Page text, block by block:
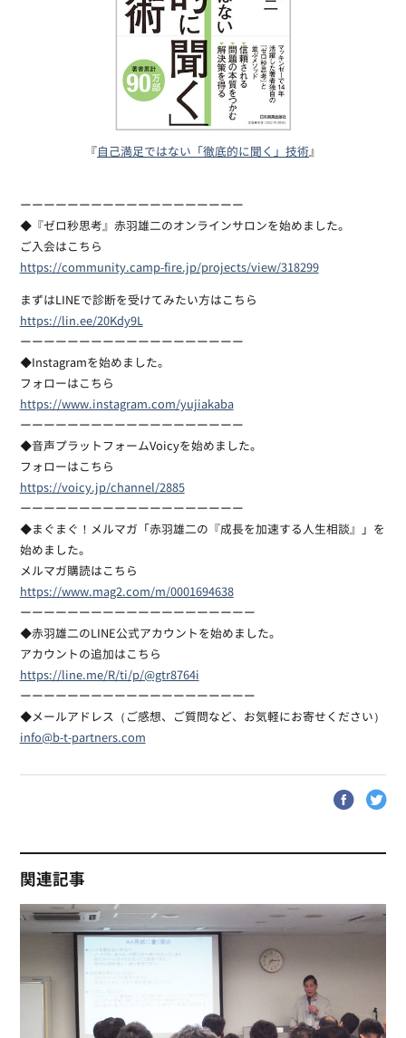
『 自己満足ではない「徹底的に聞く」技術』
ーーーーーーーーーーーーーーーーーーー
◆『ゼロ秒思考』赤羽雄二のオンラインサロンを始めました。
ご入会はこちら
https://community.camp-fire.jp/projects/view/318299
まずはLINEで診断を受けてみたい方はこちら
https://lin.ee/20Kdy9L
ーーーーーーーーーーーーーーーーーーー
◆Instagramを始めました。
フォローはこちら
https://www.instagram.com/yujiakaba
ーーーーーーーーーーーーーーーーーーー
◆音声プラットフォームVoicyを始めました。
フォローはこちら
https://voicy.jp/channel/2885
ーーーーーーーーーーーーーーーーーーー
◆まぐまぐ！メルマガ「赤羽雄二の『成長を加速する人生相談』」を
始めました。
メルマガ購読はこちら
https://www.mag2.com/m/0001694638
ーーーーーーーーーーーーーーーーーーーー
◆赤羽雄二のLINE公式アカウントを始めました。
アカウントの追加はこちら
https://line.me/R/ti/p/@gtr8764i
ーーーーーーーーーーーーーーーーーーーー
◆メールアドレス（ご感想、ご質問など、お気軽にお寄せください）
info@b-t-partners.com
関連記事